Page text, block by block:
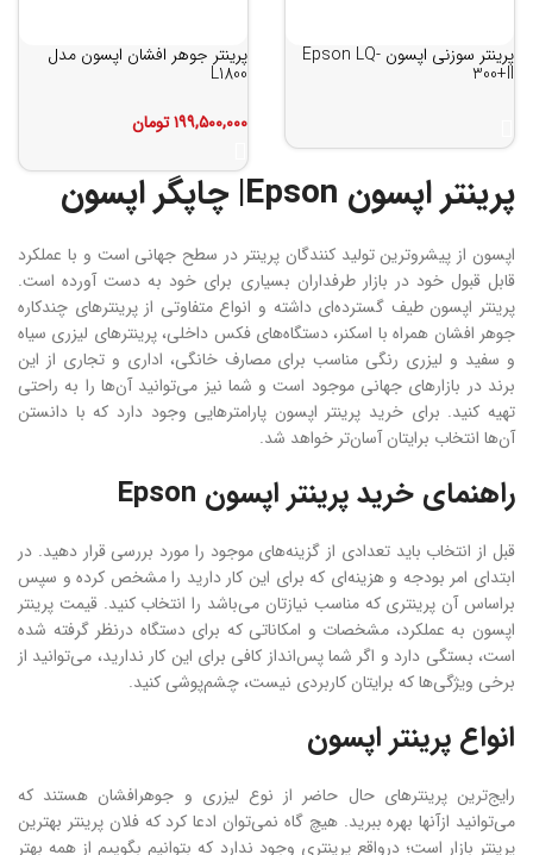
پرینتر سوزنی اپسون Epson LQ-
300+II
پرینتر جوهر افشان اپسون مدل
L1800
۱۹۹,۵۰۰,۰۰۰تومان
پرینتر اپسون Epson| چاپگر اپسون
اپسون از پیشروترین تولید کنندگان پرینتر در سطح جهانی است و با عملکرد
قابل قبول خود در بازار طرفداران بسیاری برای خود به دست آورده است.
پرینتر اپسون طیف گسترده‌ای داشته و انواع متفاوتی از پرینترهای چندکاره
جوهر افشان همراه با اسکنر، دستگاه‌های فکس داخلی، پرینترهای لیزری سیاه
و سفید و لیزری رنگی مناسب برای مصارف خانگی، اداری و تجاری از این
برند در بازارهای جهانی موجود است و شما نیز می‌توانید آن‌ها را به راحتی
تهیه کنید. برای خرید پرینتر اپسون پارامترهایی وجود دارد که با دانستن
آن‌ها انتخاب برایتان آسان‌تر خواهد شد.
راهنمای خرید پرینتر اپسون Epson
قبل از انتخاب باید تعدادی از گزینه‌های موجود را مورد بررسی قرار دهید.‌ در
ابتدای امر بودجه و هزینه‌ای که برای این کار دارید را مشخص کرده و سپس
براساس آن پرینتری که مناسب نیازتان می‌باشد را انتخاب کنید. قیمت پرینتر
اپسون به عملکرد، مشخصات و امکاناتی که برای دستگاه درنظر گرفته شده
است، بستگی دارد و اگر شما پس‌انداز کافی برای این کار ندارید، می‌توانید از
برخی ویژگی‌ها که برایتان کاربردی نیست، چشم‌پوشی کنید.
انواع پرینتر اپسون
رایج‌ترین پرینترهای حال حاضر از نوع لیزری و جوهرافشان هستند که
می‌توانید ازآنها بهره ببرید. هیچ گاه نمی‌توان ادعا کرد که فلان پرینتر بهترین
پرینتر بازار است؛ درواقع پرینتری وجود ندارد که بتوانیم بگوییم از همه بهتر